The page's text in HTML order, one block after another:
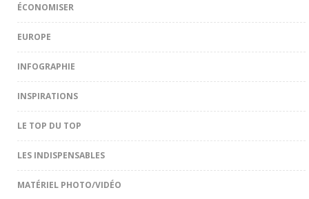
ÉCONOMISER
EUROPE
INFOGRAPHIE
INSPIRATIONS
LE TOP DU TOP
LES INDISPENSABLES
MATÉRIEL PHOTO/VIDÉO